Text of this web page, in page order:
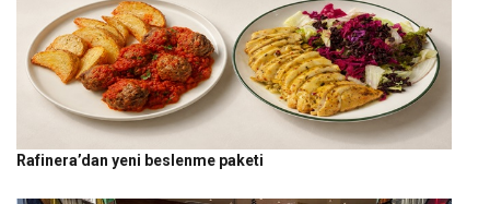
Rafinera’dan yeni beslenme paketi